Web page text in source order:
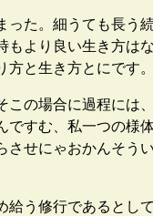
た。細うても長う
より良い生き方は
と生き方とにです。
の場合に過程には
すむ、私一つの様
せにゃおかんそう
う修行であるとし